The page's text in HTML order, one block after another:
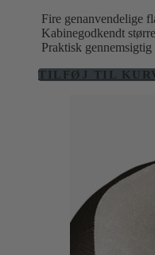
Fire genanvendelige
Kabinegodkendt
Praktisk
TILFØJ TIL